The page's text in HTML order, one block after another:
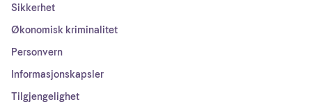
Sikkerhet
Økonomisk kriminalitet
Personvern
Informasjonskapsler
Tilgjengelighet